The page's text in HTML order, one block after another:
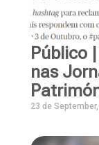
Público
nas
23 de September,